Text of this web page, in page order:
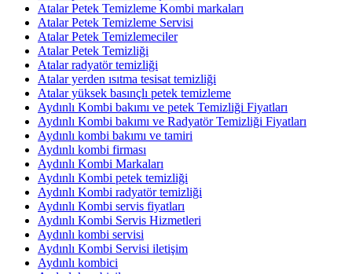
Atalar Petek Temizleme Kombi markaları
Atalar Petek Temizleme Servisi
Atalar Petek Temizlemeciler
Atalar Petek Temizliği
Atalar radyatör temizliği
Atalar yerden ısıtma tesisat temizliği
Atalar yüksek basınçlı petek temizleme
Aydınlı Kombi bakımı ve petek Temizliği Fiyatları
Aydınlı Kombi bakımı ve Radyatör Temizliği Fiyatları
Aydınlı kombi bakımı ve tamiri
Aydınlı kombi firması
Aydınlı Kombi Markaları
Aydınlı Kombi petek temizliği
Aydınlı Kombi radyatör temizliği
Aydınlı Kombi servis fiyatları
Aydınlı Kombi Servis Hizmetleri
Aydınlı kombi servisi
Aydınlı Kombi Servisi iletişim
Aydınlı kombici